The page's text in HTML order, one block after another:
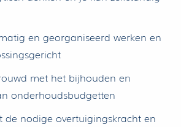
en georganiseerd werken en
met het bijhouden en
onderhoudsbudgetten
de nodige overtuigingskracht en